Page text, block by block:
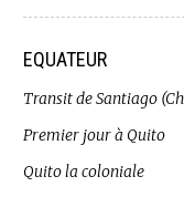
EQUATEUR
Transit de Santiago
Premier jour à Quito
Quito la coloniale